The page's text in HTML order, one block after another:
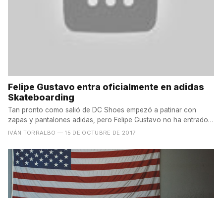
Felipe Gustavo entra oficialmente en adidas
Skateboarding
Tan pronto como salió de DC Shoes empezó a patinar con
zapas y pantalones adidas, pero Felipe Gustavo no ha entrado
en...
IVÁN TORRALBO — 15 DE OCTUBRE DE 2017